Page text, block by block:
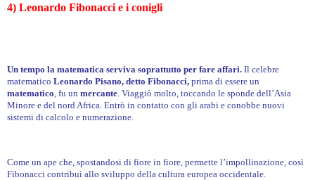
4) Leonardo Fibonacci e i conigli
Un tempo la matematica serviva soprattutto per fare affari. Il celebre
matematico Leonardo Pisano, detto Fibonacci, prima di essere un
matematico, fu un mercante. Viaggiò molto, toccando le sponde dell’Asia
Minore e del nord Africa. Entrò in contatto con gli arabi e conobbe nuovi
sistemi di calcolo e numerazione.
Come un ape che, spostandosi di fiore in fiore, permette l’impollinazione, così
Fibonacci contribuì allo sviluppo della cultura europea occidentale.